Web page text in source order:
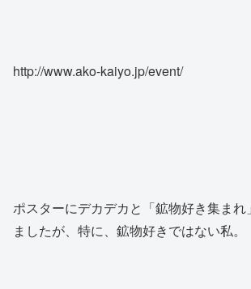
http://www.ako-kaiyo.jp/event/
ポスターにデカデカと「鉱物好き集まれ
ましたが、特に、鉱物好きではない私。